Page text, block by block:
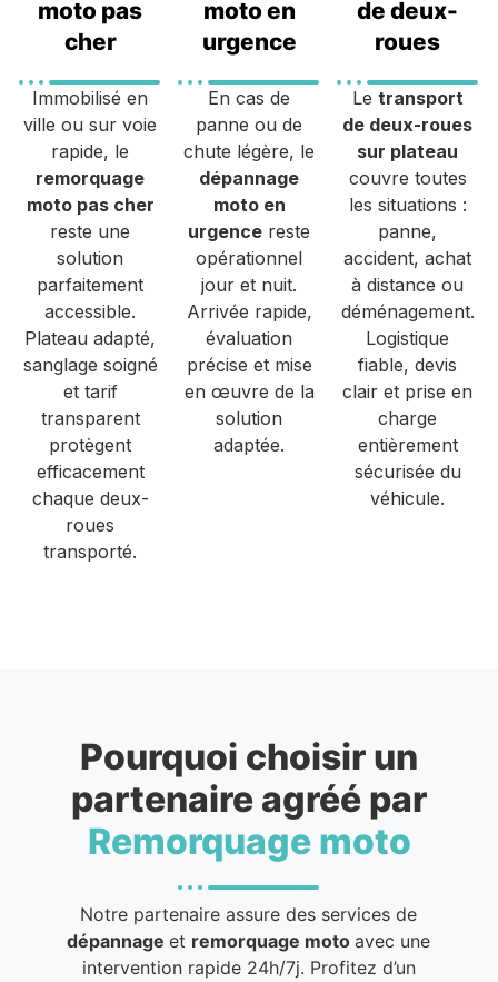
moto pas
cher
Immobilisé en
ville ou sur voie
rapide, le
remorquage
moto pas cher
reste une
solution
parfaitement
accessible.
Plateau adapté,
sanglage soigné
et tarif
transparent
protègent
efficacement
chaque deux-
roues
transporté.
moto en
urgence
En cas de
panne ou de
chute légère, le
dépannage
moto en
urgence reste
opérationnel
jour et nuit.
Arrivée rapide,
évaluation
précise et mise
en œuvre de la
solution
adaptée.
de deux-
roues
Le transport
de deux-roues
sur plateau
couvre toutes
les situations :
panne,
accident, achat
à distance ou
déménagement.
Logistique
fiable, devis
clair et prise en
charge
entièrement
sécurisée du
véhicule.
Pourquoi choisir un
partenaire agréé par
Remorquage moto
Notre partenaire assure des services de
dépannageet remorquage motoavec une
intervention rapide 24h/7j. Profitez d’un